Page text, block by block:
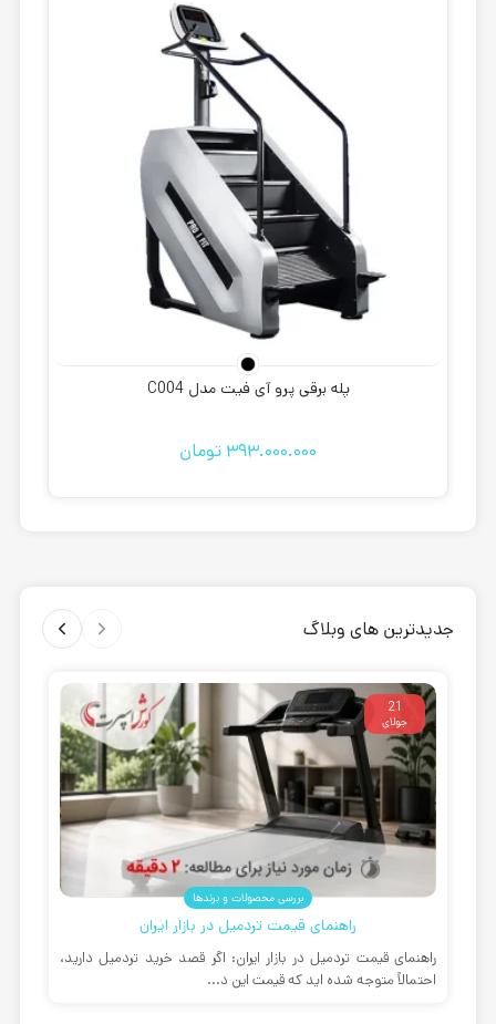
پله برقی پرو آی فیت مدل C004
393.000.000 تومان
جدیدترین های وبلاگ
21
جولای
بررسی محصولات و برندها
راهنمای قیمت تردمیل در بازار ایران
راهنمای قیمت تردمیل در بازار ایران: اگر قصد خرید تردمیل دارید،
احتمالاً متوجه شده اید که قیمت این د...